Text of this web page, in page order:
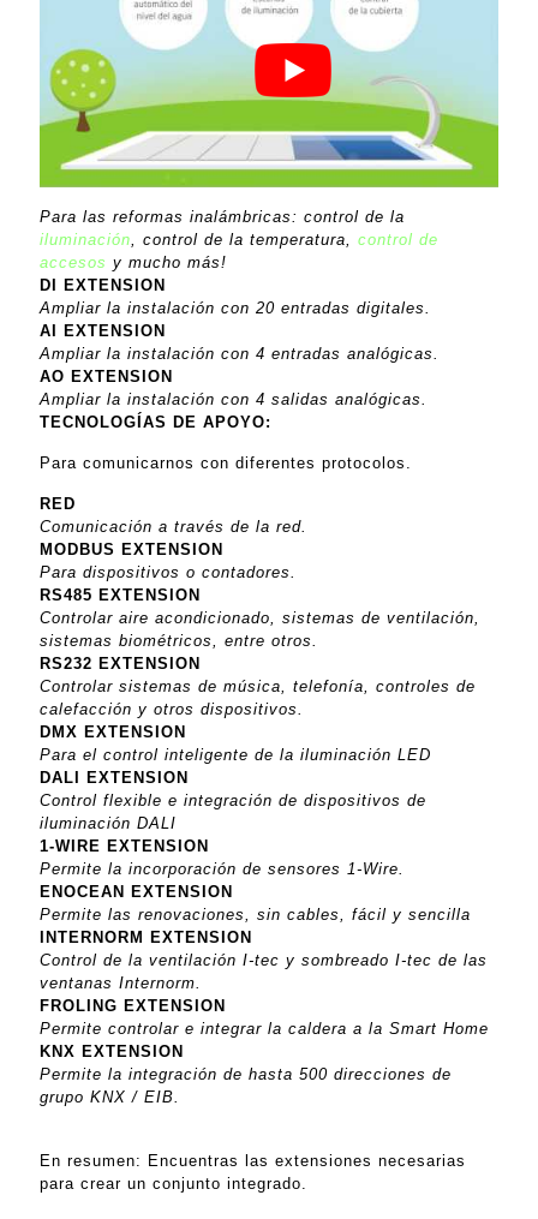
Para las reformas inalámbricas: control de la
iluminación, control de la temperatura, control de
accesos y mucho más!
DI EXTENSION
Ampliar la instalación con 20 entradas digitales.
AI EXTENSION
Ampliar la instalación con 4 entradas analógicas.
AO EXTENSION
Ampliar la instalación con 4 salidas analógicas.
TECNOLOGÍAS DE APOYO:
Para comunicarnos con diferentes protocolos.
RED
Comunicación a través de la red.
MODBUS EXTENSION
Para dispositivos o contadores.
RS485 EXTENSION
Controlar aire acondicionado, sistemas de ventilación,
sistemas biométricos, entre otros.
RS232 EXTENSION
Controlar sistemas de música, telefonía, controles de
calefacción y otros dispositivos.
DMX EXTENSION
Para el control inteligente de la iluminación LED
DALI EXTENSION
Control flexible e integración de dispositivos de
iluminación DALI
1-WIRE EXTENSION
Permite la incorporación de sensores 1-Wire.
ENOCEAN EXTENSION
Permite las renovaciones, sin cables, fácil y sencilla
INTERNORM EXTENSION
Control de la ventilación I-tec y sombreado I-tec de las
ventanas Internorm.
FROLING EXTENSION
Permite controlar e integrar la caldera a la Smart Home
KNX EXTENSION
Permite la integración de hasta 500 direcciones de
grupo KNX / EIB.
En resumen: Encuentras las extensiones necesarias
para crear un conjunto integrado.